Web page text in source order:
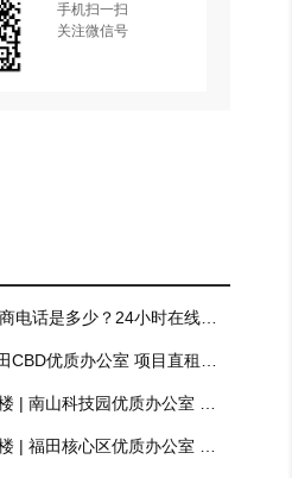
手机扫一扫
关注微信号
电话是多少？24小时在线专
优质办公室 项目直租无
| 南山科技园优质办公室 项
| 福田核心区优质办公室 项